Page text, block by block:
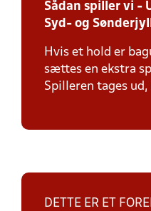
Sådan spiller vi -
Syd- og
Hvis et hold er
sættes en ekstra
Spilleren tages
DETTE ER ET